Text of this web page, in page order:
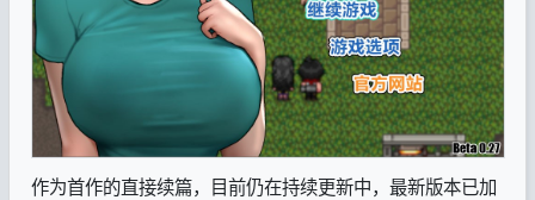
作为首作的直接续篇，目前仍在持续更新中，最新版本已加